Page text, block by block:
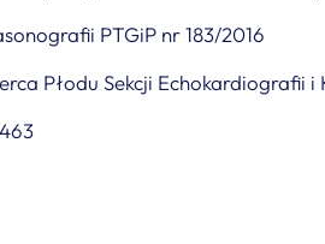
PTGiP nr 183/2016
Płodu Sekcji Echokardiografii